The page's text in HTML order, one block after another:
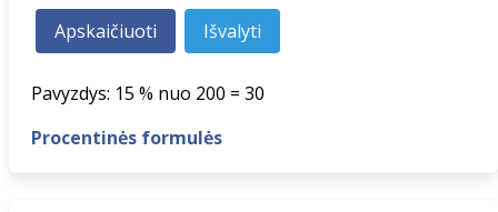
Pavyzdys: 15 % nuo 200 = 30
Procentinės formulės